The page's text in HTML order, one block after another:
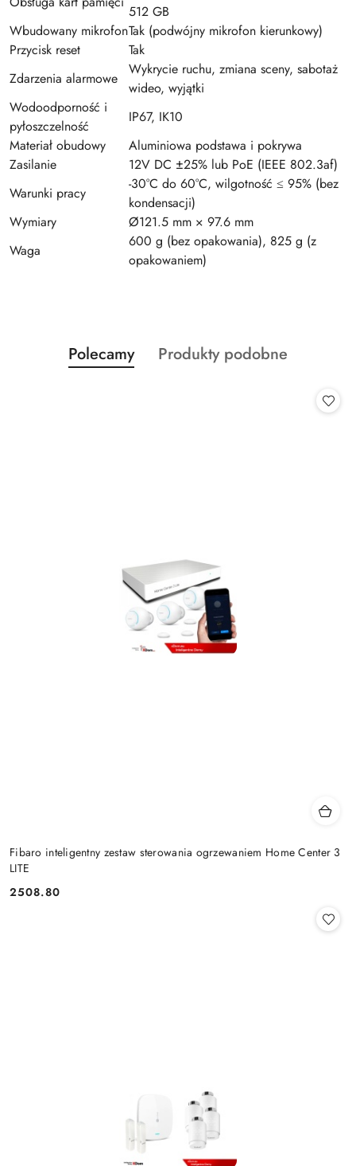
512 GB
Wbudowany mikrofonTak (podwójny mikrofon kierunkowy)
Przycisk reset
Tak
Zdarzenia alarmowe
Wykrycie ruchu, zmiana sceny, sabotaż
wideo, wyjątki
Wodoodporność i
pyłoszczelność
IP67, IK10
Materiał obudowy
Aluminiowa podstawa i pokrywa
Zasilanie
12V DC ±25% lub PoE (IEEE 802.3af)
Warunki pracy
-30°C do 60°C, wilgotność ≤ 95% (bez
kondensacji)
Wymiary
Ø121.5 mm × 97.6 mm
Waga
600 g (bez opakowania), 825 g (z
opakowaniem)
Pomiń karuzelę produktów
Produkty
o
Polecamy
Produkty
Produkty podobne
Fibaro inteligentny zestaw sterowania ogrzewaniem Home Center 3
LITE
Cena:
2508.80